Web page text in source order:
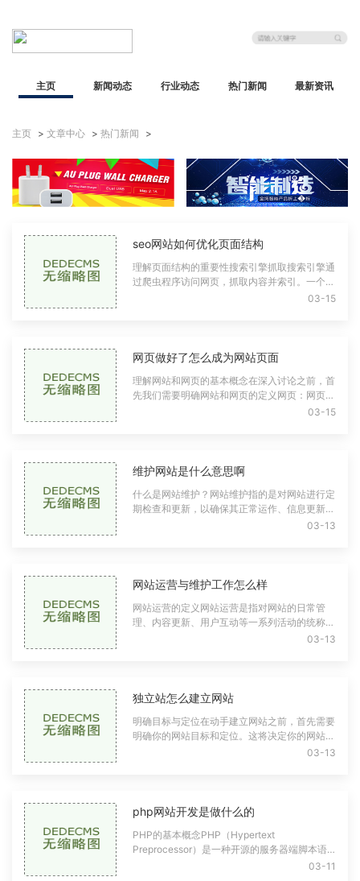
主页 新闻动态 行业动态 热门新闻 最新资讯
主页 > 文章中心 > 热门新闻 >
seo网站如何优化页面结构
理解页面结构的重要性搜索引擎抓取搜索引擎通
过爬虫程序访问网页，抓取内容并索引。一个清
晰、有序的页面结构使得爬虫更容易理解网站的
03-15
网页做好了怎么成为网站页面
理解网站和网页的基本概念在深入讨论之前，首
先我们需要明确网站和网页的定义网页：网页是
互联网中可以被访问的单个文件，通常以HTML
03-15
维护网站是什么意思啊
什么是网站维护？网站维护指的是对网站进行定
期检查和更新，以确保其正常运作、信息更新和
安全性。维护工作可以包括技术性维护（如服务
03-13
网站运营与维护工作怎么样
网站运营的定义网站运营是指对网站的日常管
理、内容更新、用户互动等一系列活动的统称。
它的目的是提升网站的访问量、用户粘性及转化
03-13
独立站怎么建立网站
明确目标与定位在动手建立网站之前，首先需要
明确你的网站目标和定位。这将决定你的网站结
构、内容和设计风格。目标设定个人展示：如个
03-13
php网站开发是做什么的
PHP的基本概念PHP（Hypertext
Preprocessor）是一种开源的服务器端脚本语
言，主要用于Web开发。它可以嵌入HTML代码
03-11